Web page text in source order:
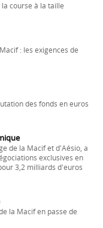
course à la taille
: les exigences de
des fonds en euros
de la Macif et d'Aésio, a
exclusives en
3,2 milliards d'euros
la Macif en passe de